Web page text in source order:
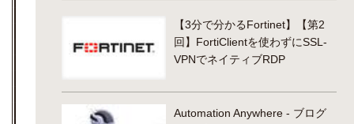
【3分で分かるFortinet】【第2
回】FortiClientを使わずにSSL-
VPNでネイティブRDP
Automation Anywhere - ブログ